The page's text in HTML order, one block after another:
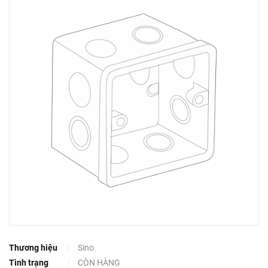
Thương hiệu
Sino
Tình trạng
CÒN HÀNG